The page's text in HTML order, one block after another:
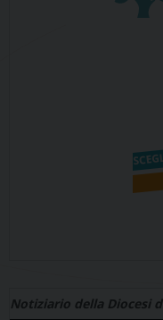
Notiziario della Diocesi